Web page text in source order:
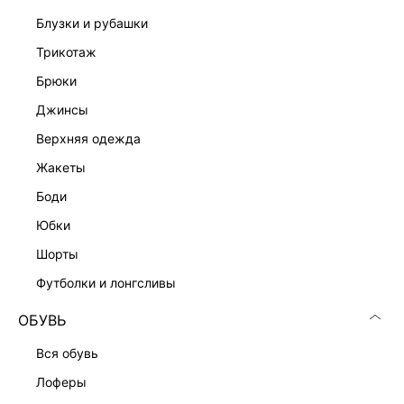
блузки и рубашки
трикотаж
брюки
джинсы
верхняя одежда
жакеты
боди
юбки
шорты
футболки и лонгсливы
ОБУВЬ
вся обувь
лоферы
Подробные условия доставки и возврата
КЛИЕНТАМ